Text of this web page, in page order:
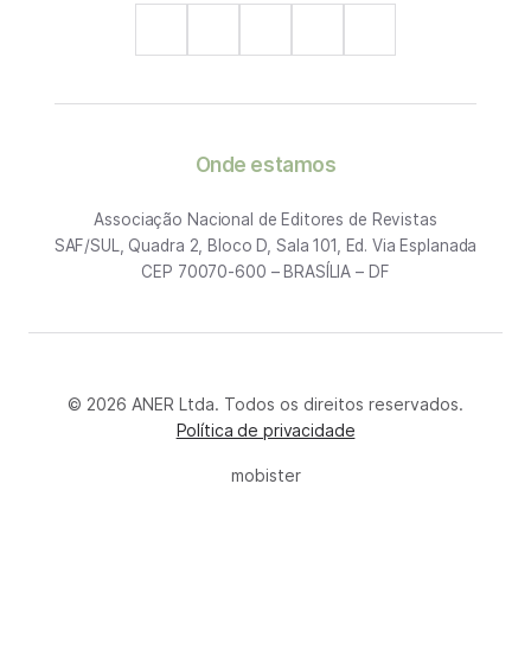
Onde estamos
Associação Nacional de Editores de Revistas
SAF/SUL, Quadra 2, Bloco D, Sala 101, Ed. Via Esplanada
CEP 70070-600 – BRASÍLIA – DF
© 2026 ANER Ltda. Todos os direitos reservados.
Política de privacidade
mobister